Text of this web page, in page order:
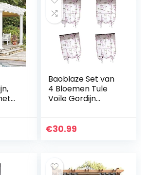
Baoblaze Set van
4 Bloemen Tule
Voile Gordijn
€30.99